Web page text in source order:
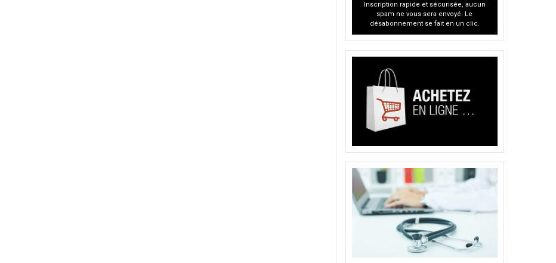
Inscription rapide et sécurisée, aucun
spam ne vous sera envoyé. Le
désabonnement se fait en un clic.